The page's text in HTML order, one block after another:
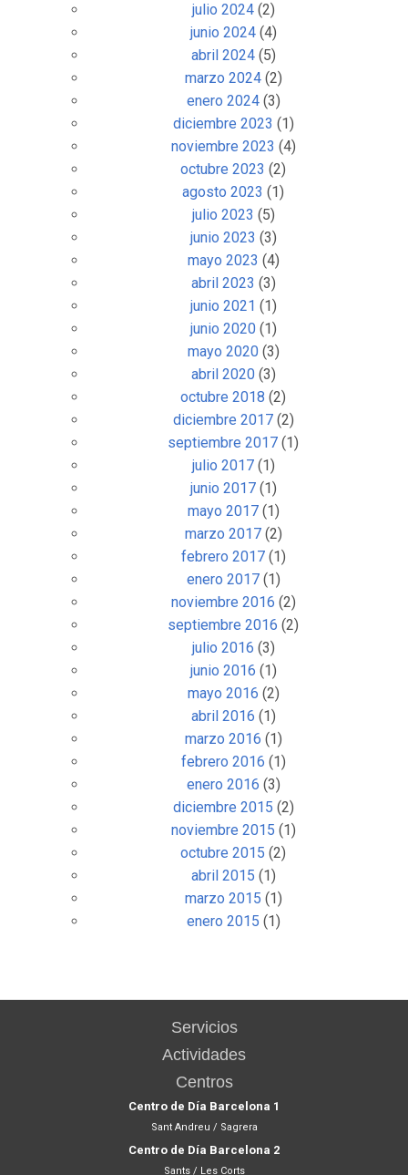
julio 2024(2)
junio 2024(4)
abril 2024(5)
marzo 2024(2)
enero 2024(3)
diciembre 2023 (1)
noviembre 2023 (4)
octubre 2023 (2)
agosto 2023 (1)
julio 2023 (5)
junio 2023 (3)
mayo 2023 (4)
abril 2023 (3)
junio 2021 (1)
junio 2020(1)
mayo 2020(3)
abril 2020(3)
octubre 2018 (2)
diciembre 2017(2)
septiembre 2017 (1)
julio 2017(1)
junio 2017(1)
mayo 2017(1)
marzo 2017(2)
febrero 2017(1)
enero 2017(1)
noviembre 2016 (2)
septiembre 2016 (2)
julio 2016 (3)
junio 2016 (1)
mayo 2016 (2)
abril 2016 (1)
marzo 2016 (1)
febrero 2016 (1)
enero 2016 (3)
diciembre 2015 (2)
noviembre 2015 (1)
octubre 2015 (2)
abril 2015 (1)
marzo 2015 (1)
enero 2015 (1)
Servicios
Actividades
Centros
Centro de Día Barcelona 1
Sant Andreu / Sagrera
Centro de Día Barcelona 2
Sants / Les Corts